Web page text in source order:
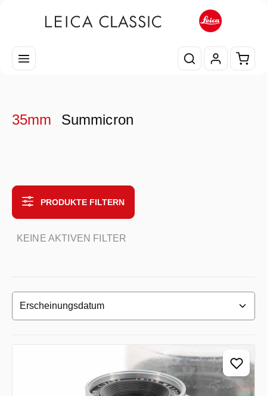
35mm Summicron
PRODUKTE FILTERN
KEINE AKTIVEN FILTER